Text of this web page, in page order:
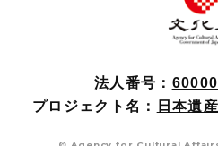
法人番号：
プロジェクト名：
日本遺
© Agency for Cultural